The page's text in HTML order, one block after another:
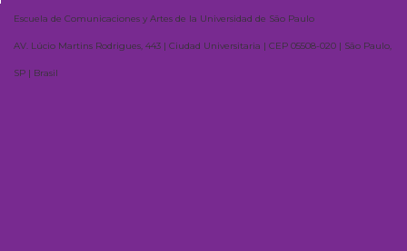
Escuela de Comunicaciones y Artes de la Universidad de São Paulo
AV. Lúcio Martins Rodrigues, 443 | Ciudad Universitaria | CEP 05508-020 | São Paulo,
SP | Brasil